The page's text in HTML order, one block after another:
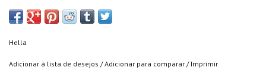
Hella
Adicionar à lista de desejos /Adicionar para comparar / Imprimir